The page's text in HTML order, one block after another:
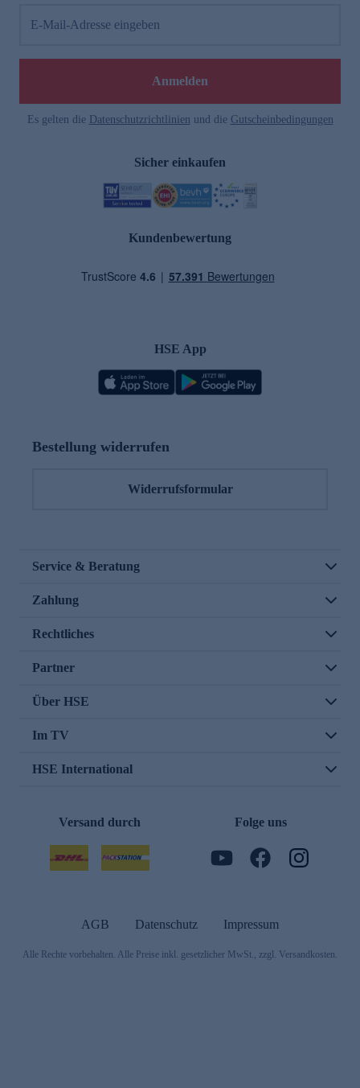
E-Mail-Adresse eingeben
Anmelden
Es gelten die Datenschutzrichtlinien und die Gutscheinbedingungen
Sicher einkaufen
Kundenbewertung
HSE App
Bestellung widerrufen
Widerrufsformular
Service & Beratung
Zahlung
Rechtliches
Partner
Über HSE
Im TV
HSE International
Versand durch Folge uns
AGB Datenschutz Impressum
Alle Rechte vorbehalten. Alle Preise inkl. gesetzlicher MwSt., zzgl. Versandkosten.